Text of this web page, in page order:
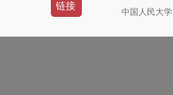
链接
中国人民大学